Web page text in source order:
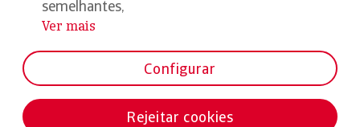
Declaração de privacidade
semelhantes,
...
Ver mais
Configurar
Rejeitar cookies